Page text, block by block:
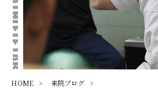
HOME > 来院ブログ >